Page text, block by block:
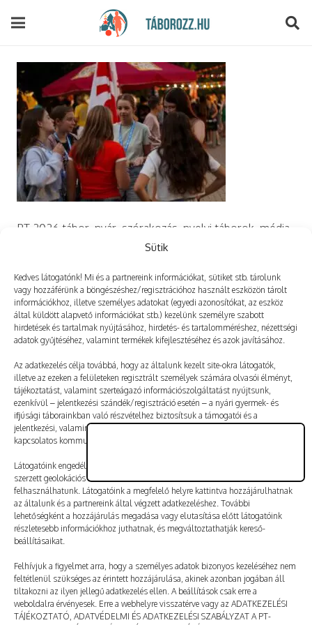
Sütik
Kedves látogatónk! Mi és a partnereink információkat, sütiket stb. tárolunk
vagy hozzáférünk a böngészéshez/regisztrációhoz használt eszközön tárolt
információkhoz, illetve személyes adatokat (egyedi azonosítókat, az eszköz
által küldött alapvető információkat stb.) kezelünk személyre szabott
hirdetések és tartalmak nyújtásához, hirdetés- és tartalomméréshez, nézettségi
adatok gyűjtéséhez, valamint termékek kifejlesztéséhez és azok javításához.
Az adatkezelés célja továbbá, hogy az általunk kezelt site-okra látogatók,
illetve az ezeken a felületeken regisztrált személyek számára olvasói élményt,
tájékoztatást, valamint szerteágazó információszolgáltatást nyújtsunk,
ezenkívül – jelentkezési szándék/regisztráció esetén – a nyári gyermek- és
ifjúsági táborainkban való részvételhez biztosítsuk a támogatói és a
jelentkezési, valamint a számlázási feltételeket és a táborszervezéssel
kapcsolatos kommunikációt.
Látogatóink engedélyével mi és a partnereink eszközleolvasásos módszerrel
szerzett geolokációs adatokat és azonosítási információkat is
felhasználhatunk. Látogatóink a megfelelő helyre kattintva hozzájárulhatnak
az általunk és a partnereink által végzett adatkezeléshez. További
lehetőségként a hozzájárulás megadása vagy elutasítása előtt látogatóink
részletesebb információkhoz juthatnak, és megváltoztathatják kereső-
beállításaikat.
Felhívjuk a figyelmet arra, hogy a személyes adatok bizonyos kezeléséhez nem
feltétlenül szükséges az érintett hozzájárulása, akinek azonban jogában áll
tiltakozni az ilyen jellegű adatkezelés ellen. A beállítások csak erre a
weboldalra érvényesek. Erre a webhelyre visszatérve vagy az ADATKEZELÉSI
TÁJÉKOZTATÓ, ADATVÉDELMI ÉS ADATKEZELÉSI SZABÁLYZAT A PT-
PT 2026 tábor, nyár, szórakozás, nyelvi táborok, média,
film, robotika, angoltábor, fotós tábor, sporttábor,
Vélemény, hozzászólás?
Az e-mail-címet nem tesszük közzé. A kötelező mezőket
*karakterrel jelöltük
A nevem, e-mail-címem, és weboldalcímem mentése
a böngészőben a következő hozzászólásomhoz.